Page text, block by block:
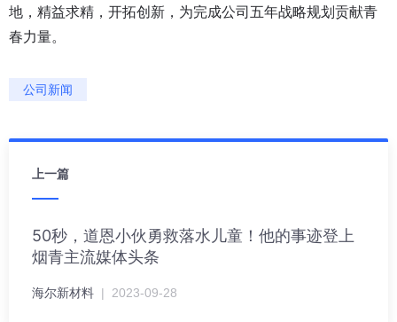
地，精益求精，开拓创新，为完成公司五年战略规划贡献青
春力量。
公司新闻
上一篇
50秒，道恩小伙勇救落水儿童！他的事迹登上
烟青主流媒体头条
海尔新材料 | 2023-09-28